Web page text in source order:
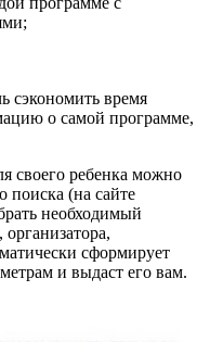
сэкономить время
о самой программе,
своего ребенка можно
поиска (на сайте
необходимый
сформирует
и выдаст его вам.